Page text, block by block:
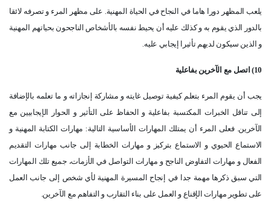
يلعب المظهر دورا هاما في النجاح في الحياة المهنية. على مظهر المرء و تصرفه لائقا
بالدور الذي يقوم به و كذلك عليه أن يحيط نفسه بالأشخاص الناجحون بحياتهم المهنية
و الذين سيكون لديهم تأثيرا إيجابي عليه.
10) اتصل مع الآخرين بفاعلية
يجب أن يقوم المرء بتعلم كيفية توصيل غايته و مشاركة إنجازاته و ما تعلمه بالإضافة
إلى تناقل الخبرات المكتسبة بفاعلية و الحفاظ على التأثير و الحوار الإيجابيين مع
الآخرين. فعلى المرء أن يمتلك المهارات الأساسية التالية: مهارات الكتابة المهنية و
الاستماع الحيوي و الاستماع بتركيز و مهارات الخطابة إلى جانب مهارات التقديم
الفعال و مهارات التفاوض الناجح و مهارات التواصل في الأزمات، جميع تلك المهارات
التي سبق ذكرها مهمة جدا في إنجاح المسيرة المهنية لأي شخص إلى جانب العمل
على تطوير مهارات الإقناع و العمل على بناء التقارب و التفاهم مع الآخرين.